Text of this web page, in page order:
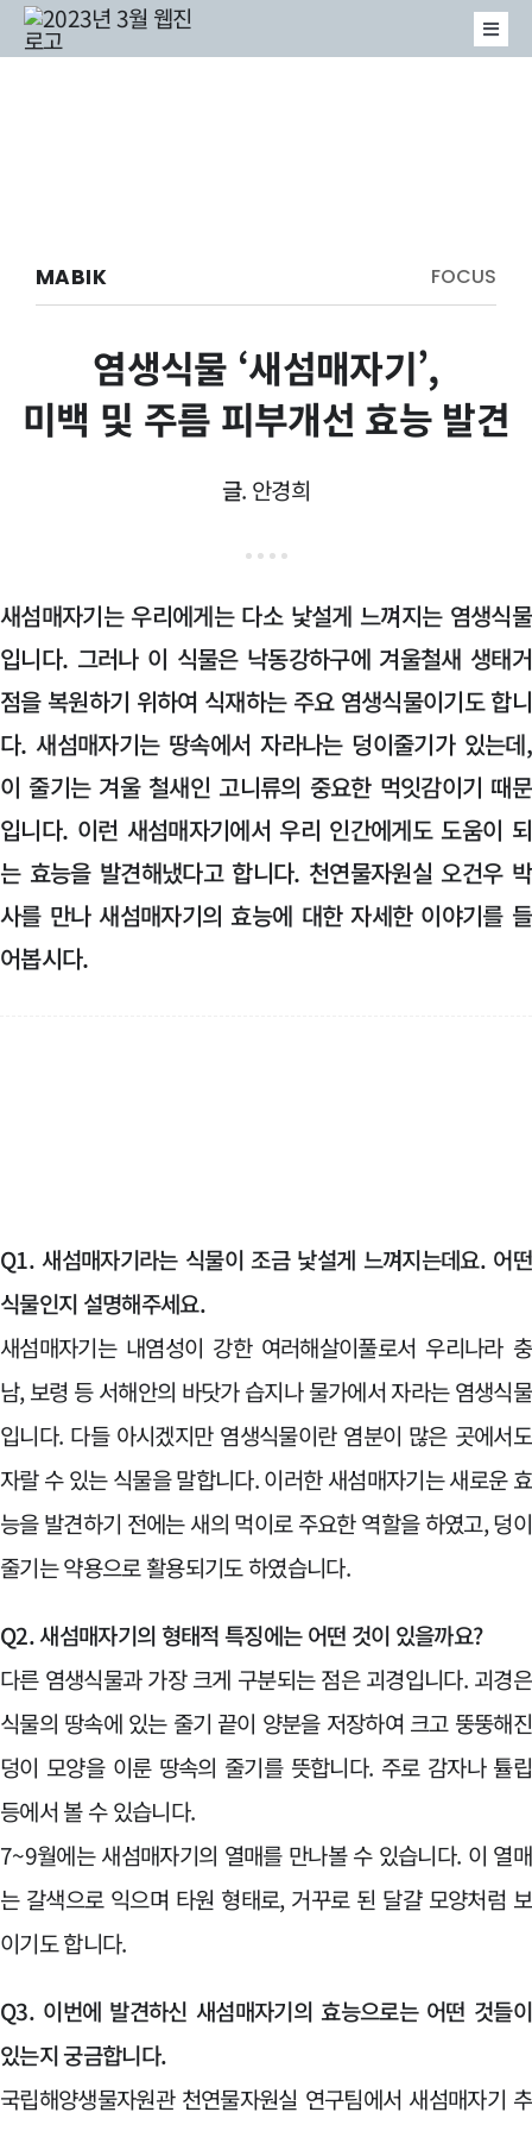
텐
MABIK FOCUS
염생식물 ‘새섬매자기’,
미백 및 주름 피부개선 효능 발견
글. 안경희
새섬매자기는 우리에게는 다소 낯설게 느껴지는 염생식물
입니다. 그러나 이 식물은 낙동강하구에 겨울철새 생태거
점을 복원하기 위하여 식재하는 주요 염생식물이기도 합니
다. 새섬매자기는 땅속에서 자라나는 덩이줄기가 있는데,
이 줄기는 겨울 철새인 고니류의 중요한 먹잇감이기 때문
입니다. 이런 새섬매자기에서 우리 인간에게도 도움이 되
는 효능을 발견해냈다고 합니다. 천연물자원실 오건우 박
사를 만나 새섬매자기의 효능에 대한 자세한 이야기를 들
어봅시다.
Q1. 새섬매자기라는 식물이 조금 낯설게 느껴지는데요. 어떤
식물인지 설명해주세요.
새섬매자기는 내염성이 강한 여러해살이풀로서 우리나라 충
남, 보령 등 서해안의 바닷가 습지나 물가에서 자라는 염생식물
입니다. 다들 아시겠지만 염생식물이란 염분이 많은 곳에서도
자랄 수 있는 식물을 말합니다. 이러한 새섬매자기는 새로운 효
능을 발견하기 전에는 새의 먹이로 주요한 역할을 하였고, 덩이
줄기는 약용으로 활용되기도 하였습니다.
Q2. 새섬매자기의 형태적 특징에는 어떤 것이 있을까요?
다른 염생식물과 가장 크게 구분되는 점은 괴경입니다. 괴경은
식물의 땅속에 있는 줄기 끝이 양분을 저장하여 크고 뚱뚱해진
덩이 모양을 이룬 땅속의 줄기를 뜻합니다. 주로 감자나 튤립
등에서 볼 수 있습니다.
7~9월에는 새섬매자기의 열매를 만나볼 수 있습니다. 이 열매
는 갈색으로 익으며 타원 형태로, 거꾸로 된 달걀 모양처럼 보
이기도 합니다.
Q3. 이번에 발견하신 새섬매자기의 효능으로는 어떤 것들이
있는지 궁금합니다.
국립해양생물자원관 천연물자원실 연구팀에서 새섬매자기 추